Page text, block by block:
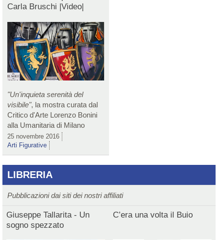
Carla Bruschi |Video|
"Un'inquieta serenità del
visibile", la mostra curata dal
Critico d'Arte Lorenzo Bonini
alla Umanitaria di Milano
25 novembre 2016
Arti Figurative
LIBRERIA
Pubblicazioni dai siti dei nostri affiliati
Giuseppe Tallarita - Un
sogno spezzato
C’era una volta il Buio